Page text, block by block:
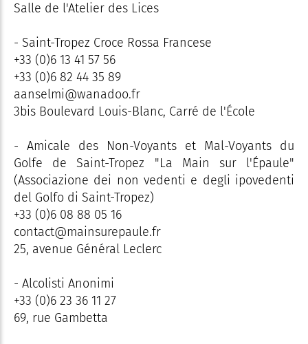
Salle de l'Atelier des Lices
- Saint-Tropez Croce Rossa Francese
+33 (0)6 13 41 57 56
+33 (0)6 82 44 35 89
aanselmi@wanadoo.fr
3bis Boulevard Louis-Blanc, Carré de l'École
- Amicale des Non-Voyants et Mal-Voyants du
Golfe de Saint-Tropez "La Main sur l'Épaule"
(Associazione dei non vedenti e degli ipovedenti
del Golfo di Saint-Tropez)
+33 (0)6 08 88 05 16
contact@mainsurepaule.fr
25, avenue Général Leclerc
- Alcolisti Anonimi
+33 (0)6 23 36 11 27
69, rue Gambetta